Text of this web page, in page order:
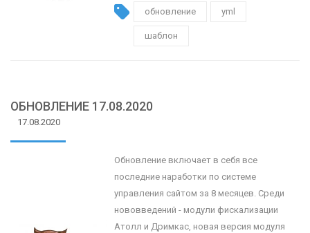
обновление yml
шаблон
ОБНОВЛЕНИЕ 17.08.2020
17.08.2020
Обновление включает в себя все
последние наработки по системе
управления сайтом за 8 месяцев. Среди
нововведений - модули фискализации
Атолл и Дримкас, новая версия модуля